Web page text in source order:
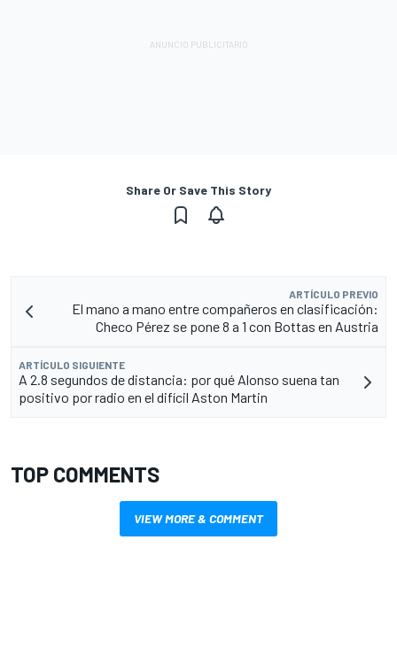
Share Or Save This Story
ARTÍCULO PREVIO
El mano a mano entre compañeros en clasificación:
Checo Pérez se pone 8 a 1 con Bottas en Austria
ARTÍCULO SIGUIENTE
A 2.8 segundos de distancia: por qué Alonso suena tan
positivo por radio en el difícil Aston Martin
TOP COMMENTS
VIEW MORE & COMMENT